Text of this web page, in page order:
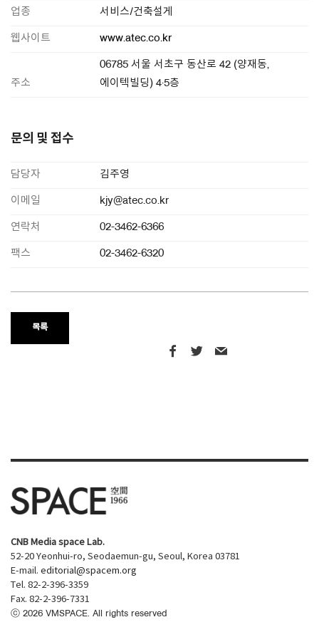
업종 서비스/건축설게
웹사이트 www.atec.co.kr
주소
06785 서울 서초구 동산로 42 (양재동,
에이텍빌딩) 4·5층
문의 및 접수
담당자 김주영
이메일 kjy@atec.co.kr
연락처 02-3462-6366
팩스 02-3462-6320
목록
CNB Media space Lab.
52-20 Yeonhui-ro, Seodaemun-gu, Seoul, Korea 03781
E-mail. editorial@spacem.org
Tel. 82-2-396-3359
Fax. 82-2-396-7331
ⓒ 2026 VMSPACE. All rights reserved